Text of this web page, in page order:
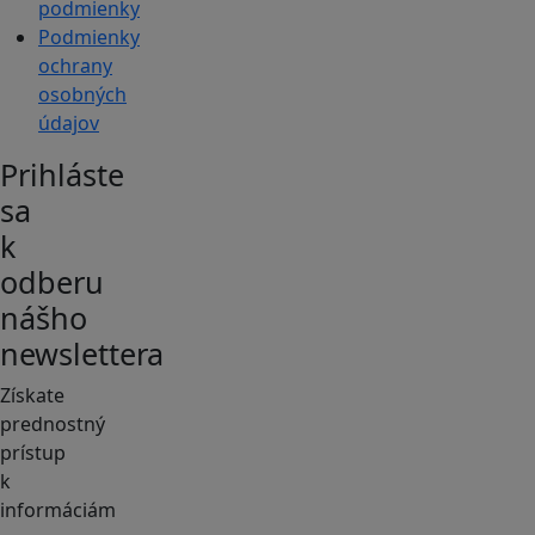
podmienky
Podmienky
ochrany
osobných
údajov
Prihláste
sa
k
odberu
nášho
newslettera
Získate
prednostný
prístup
k
informáciám